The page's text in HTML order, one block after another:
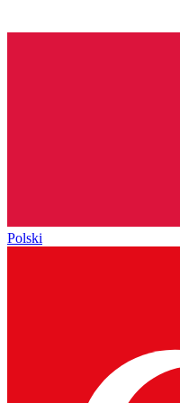
Polski